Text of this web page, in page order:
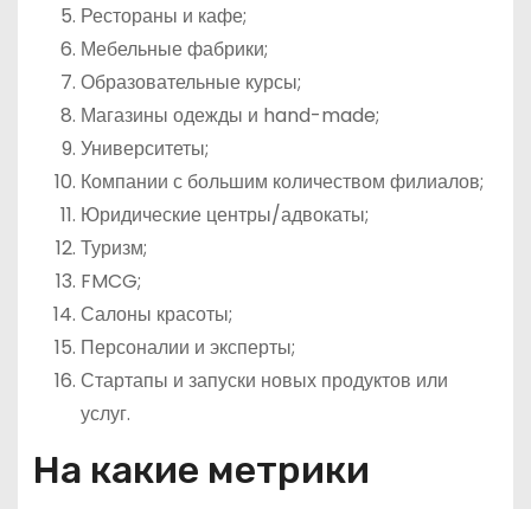
Рестораны и кафе;
Мебельные фабрики;
Образовательные курсы;
Магазины одежды и hand-made;
Университеты;
Компании с большим количеством филиалов;
Юридические центры/адвокаты;
Туризм;
FMCG;
Салоны красоты;
Персоналии и эксперты;
Стартапы и запуски новых продуктов или
услуг.
На какие метрики